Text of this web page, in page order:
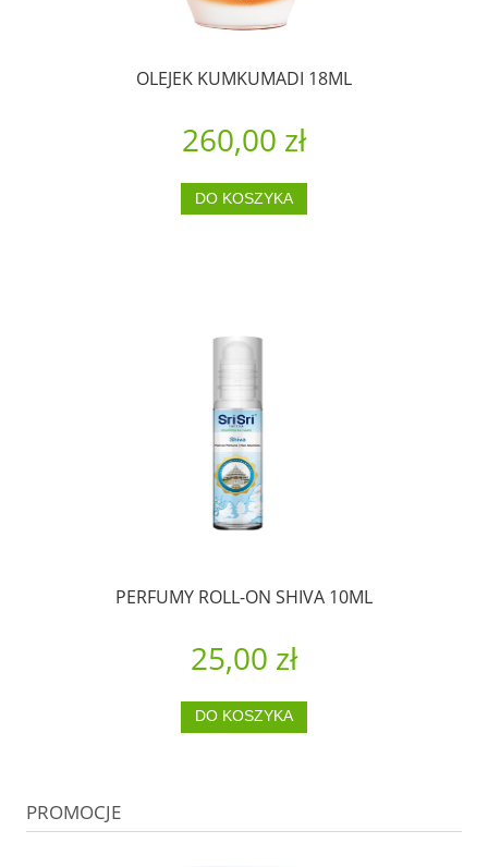
OLEJEK KUMKUMADI 18ML
260,00 zł
DO KOSZYKA
PERFUMY ROLL-ON SHIVA 10ML
25,00 zł
DO KOSZYKA
PROMOCJE